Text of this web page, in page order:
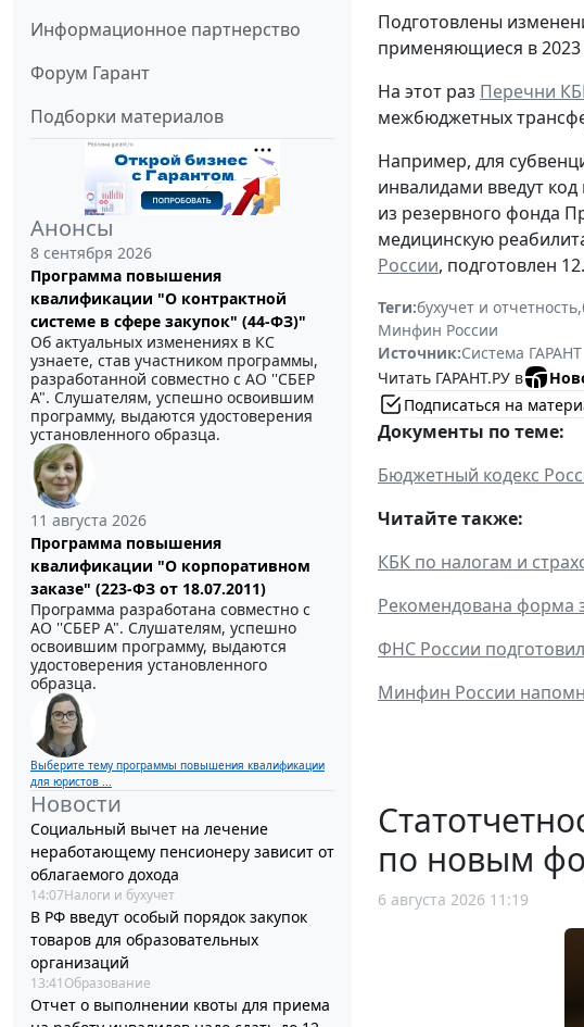
Информационное партнерство
Форум Гарант
Подборки материалов
Анонсы
8 сентября 2026
Программа повышения
квалификации "О контрактной
системе в сфере закупок" (44-ФЗ)"
Об актуальных изменениях в КС
узнаете, став участником программы,
разработанной совместно с АО ''СБЕР
А". Слушателям, успешно освоившим
программу, выдаются удостоверения
установленного образца.
11 августа 2026
Программа повышения
квалификации "О корпоративном
заказе" (223-ФЗ от 18.07.2011)
Программа разработана совместно с
АО ''СБЕР А". Слушателям, успешно
освоившим программу, выдаются
удостоверения установленного
образца.
Выберите тему программы повышения квалификации
для юристов ...
Новости
Социальный вычет на лечение
неработающему пенсионеру зависит от
облагаемого дохода
14:07Налоги и бухучет
В РФ введут особый порядок закупок
товаров для образовательных
организаций
13:41 Образование
Отчет о выполнении квоты для приема
Подготовлены
применяющиеся в 2023
На этот раз Перечни
межбюджетных
Например, для
инвалидами введут
из резервного фонда
медицинскую
России, подготовлен
Теги:бухучет и отчетность,
Минфин России
Источник:Система ГАРАНТ
Читать ГАРАНТ.РУ в
Подписаться на
Документы по теме:
Бюджетный кодекс
Читайте также:
КБК по налогам и
Рекомендована форма
ФНС России
Минфин России
по новым
6 августа 2026 11:19